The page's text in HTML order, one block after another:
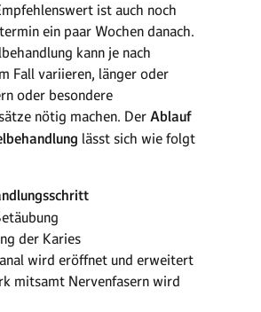
ist auch noch
ein paar Wochen danach.
kann je nach
Fall variieren, länger oder
oder besondere
nötig machen. Der Ablauf
lässt sich wie folgt
der Karies
wird eröffnet und erweitert
mitsamt Nervenfasern wird